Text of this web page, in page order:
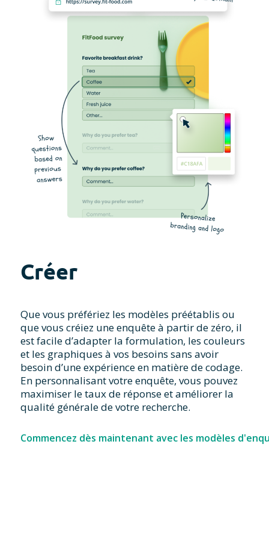
Créer
Que vous préfériez les modèles préétablis ou
que vous créiez une enquête à partir de zéro, il
est facile d’adapter la formulation, les couleurs
et les graphiques à vos besoins sans avoir
besoin d’une expérience en matière de codage.
En personnalisant votre enquête, vous pouvez
maximiser le taux de réponse et améliorer la
qualité générale de votre recherche.
Commencez dès maintenant avec les modèles